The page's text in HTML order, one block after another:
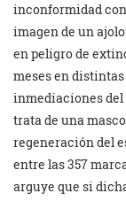
inconformidad
imagen de un
en peligro de
meses en
inmediaciones del
trata de una
regeneración del
entre las 357
arguye que si